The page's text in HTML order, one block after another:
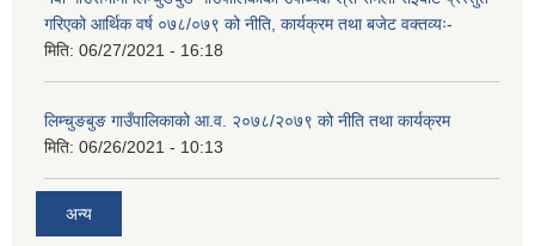
गरिएको आर्थिक वर्ष ०७८/०७९ को नीति, कार्यक्रम तथा बजेट वक्तव्यः-
मिति: 06/27/2021 - 16:18
लिम्चुङबुङ गाउँपालिकाको आ.व. २०७८/२०७९ को नीति तथा कार्यक्रम
मिति: 06/26/2021 - 10:13
अन्य